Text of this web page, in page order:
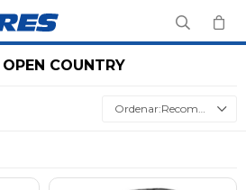
COUNTRY
Recomendados